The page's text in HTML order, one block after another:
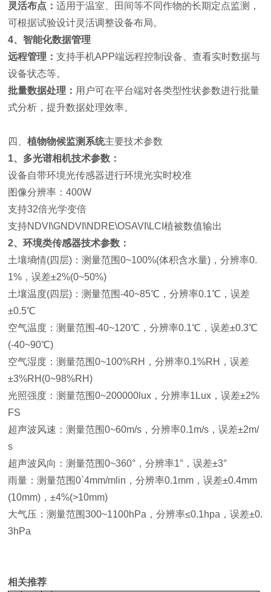
灵活布点：适用于温室、田间等不同作物的长期定点监测，
可根据试验设计灵活调整设备布局。
4、智能化数据管理
远程管理：支持手机APP端远程控制设备、查看实时数据与
设备状态等。
批量数据处理： 用户可在平台端对各类型性状参数进行批量
式分析，提升数据处理效率。
四、植物物候监测系统主要技术参数
1、多光谱相机技术参数：
设备自带环境光传感器进行环境光实时校准
图像分辨率：400W
支持32倍光学变倍
支持NDVI\GNDVI\NDRE\OSAVI\LCI植被数值输出
2、环境类传感器技术参数：
土壤墒情(四层)：测量范围0~100%(体积含水量)，分辨率0.
1%，误差±2%(0~50%)
土壤温度(四层)：测量范围-40~85℃，分辨率0.1℃，误差
±0.5℃
空气温度：测量范围-40~120℃，分辨率0.1℃，误差±0.3℃
(-40~90℃)
空气湿度：测量范围0~100%RH，分辨率0.1%RH，误差
±3%RH(0~98%RH)
光照强度：测量范围0~200000lux，分辨率1Lux，误差±2%
FS
超声波风速：测量范围0~60m/s，分辨率0.1m/s，误差±2m/
s
超声波风向：测量范围0~360°，分辨率1°，误差±3°
雨量：测量范围0`4mm/mlin，分辨率0.1mm，误差±0.4mm
(10mm)，±4%(>10mm)
大气压：测量范围300~1100hPa，分辨率≤0.1hpa，误差±0.
3hPa
相关推荐